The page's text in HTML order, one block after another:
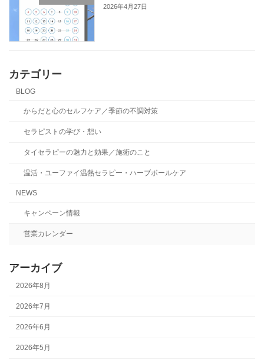
2026年4月27日
カテゴリー
BLOG
からだと心のセルフケア／季節の不調対策
セラピストの学び・想い
タイセラピーの魅力と効果／施術のこと
温活・ユーファイ温熱セラピー・ハーブボールケア
NEWS
キャンペーン情報
営業カレンダー
アーカイブ
2026年8月
2026年7月
2026年6月
2026年5月